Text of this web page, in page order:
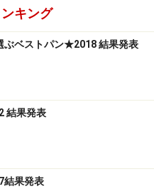
辛味と旨みのあるパン生
ついたら1本食べてしま
は260円（ブレンド）か
んは菓子職人
新の内容をご確認くださ
キング
ぶベストパン★2018 結果発表
結果発表
果発表